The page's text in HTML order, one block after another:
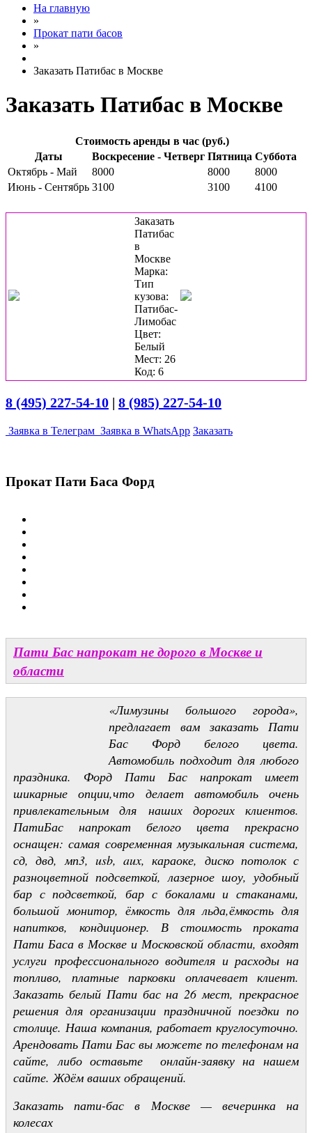
На главную
»
Прокат пати басов
»
Заказать Патибас в Москве
Заказать Патибас в Москве
Стоимость аренды в час (руб.)
Даты
Воскресение - Четверг Пятница Суббота
Октябрь - Май
8000 8000
8000
Июнь - Сентябрь 3100 3100 4100
Заказать
Патибас
в
Москве
Марка:
Тип
кузова:
Патибас-
Лимобас
Цвет:
Белый
Мест: 26
Код: 6
8 (495) 227-54-10 | 8 (985) 227-54-10
Заявка в Телеграм Заявка в WhatsApp Заказать
Прокат Пати Баса Форд
Пати Бас напрокат не дорого в Москве и
области
«Лимузины большого города»,
предлагает вам заказать Пати
Бас Форд белого цвета.
Автомобиль подходит для любого
праздника. Форд Пати Бас напрокат имеет
шикарные опции,что делает автомобиль очень
привлекательным для наших дорогих клиентов.
ПатиБас напрокат белого цвета прекрасно
оснащен: самая современная музыкальная система,
сд, двд, мп3, usb, aux, караоке, диско потолок с
разноцветной подсветкой, лазерное шоу, удобный
бар с подсветкой, бар с бокалами и стаканами,
большой монитор, ёмкость для льда,ёмкость для
напитков, кондиционер. В стоимость проката
Пати Баса в Москве и Московской области, входят
услуги профессионального водителя и расходы на
топливо, платные парковки оплачевает клиент.
Заказать белый Пати бас на 26 мест, прекрасное
решения для организации праздничной поездки по
столице. Наша компания, работает круглосуточно.
Арендовать Пати Бас вы можете по телефонам на
сайте, либо оставьте онлайн-заявку на нашем
сайте. Ждём ваших обращений.
Заказать пати-бас в Москве — вечеринка на
колесах